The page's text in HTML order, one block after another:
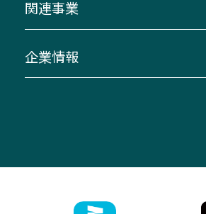
迂回・休止について
臨時バスについて
伊勢二見鳥羽周遊バスCANばす
「みえブルーライン」（三重大
神都ライナー
南紀～VISON～名古屋
湯の山温泉～名古屋
桑名・長島温泉・金城ふ頭駅～
（休止中）
お客様駐車場のご案内
お問い合わせ
貸切バス団体旅行
美し国周遊ばす
関連事業
自家用自動車車両運行管理
ザ・バスコレクション三重交通
企業情報
ファンコーナー